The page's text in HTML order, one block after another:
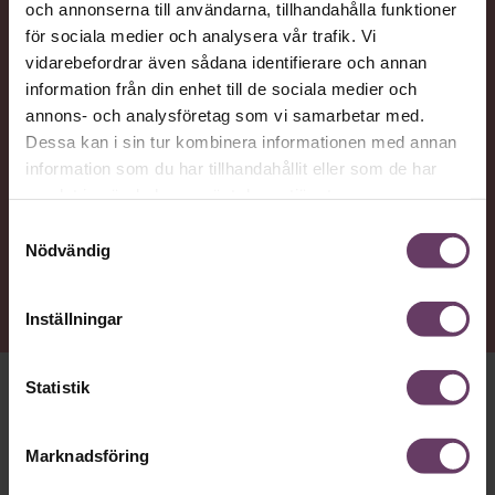
och annonserna till användarna, tillhandahålla funktioner
för sociala medier och analysera vår trafik. Vi
vidarebefordrar även sådana identifierare och annan
information från din enhet till de sociala medier och
annons- och analysföretag som vi samarbetar med.
Dessa kan i sin tur kombinera informationen med annan
information som du har tillhandahållit eller som de har
Nödvändig
Inställningar
Statistik
Marknadsföring
VAD
Statsvetaren Jenny Madestam, lektor vid Södertörns
högskola, går igenom vilka egenskaper svenska
väljare värderar hos en partiledare.
NYTTA
förstärkas eller försvagas genom partiledarens
tar varje chans att provocera och ta strid. Sant eller falskt
spelar ingen större roll, det viktiga är att väcka